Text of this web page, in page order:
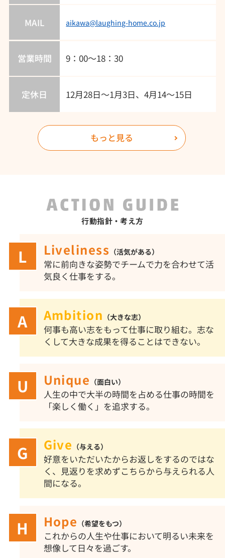
MAIL aikawa@laughing-home.co.jp
営業時間 9：00～18：30
定休日 12月28日～1月3日、4月14～15日
もっと見る
行動指針・考え方
Liveliness （活気がある）
常に前向きな姿勢でチームで力を合わせて活
気良く仕事をする。
Ambition （大きな志）
何事も高い志をもって仕事に取り組む。志な
くして大きな成果を得ることはできない。
Unique （面白い）
人生の中で大半の時間を占める仕事の時間を
「楽しく働く」を追求する。
Give （与える）
好意をいただいたからお返しをするのではな
く、見返りを求めずこちらから与えられる人
間になる。
Hope （希望をもつ）
これからの人生や仕事において明るい未来を
想像して日々を過ごす。